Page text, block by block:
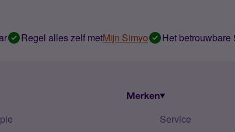
Regel alles zelf metMijn Simyo Het betrouwbare
Merken
Service